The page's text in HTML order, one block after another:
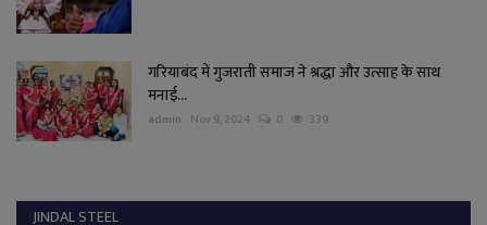
गरियाबंद में गुजराती समाज ने श्रद्धा और उत्साह के साथ
मनाई...
admin Nov 9, 2024 0 339
JINDAL STEEL